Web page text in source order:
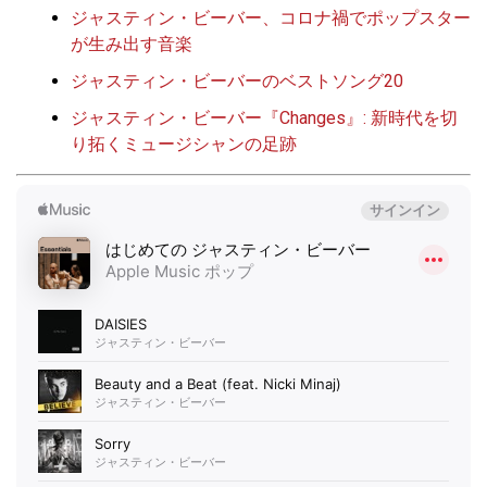
ジャスティン・ビーバー、コロナ禍でポップスター
が生み出す音楽
ジャスティン・ビーバーのベストソング20
ジャスティン・ビーバー『Changes』: 新時代を切
り拓くミュージシャンの足跡